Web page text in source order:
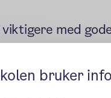
bruker
med
i arbeidsliv
skriveplan som
rustet for